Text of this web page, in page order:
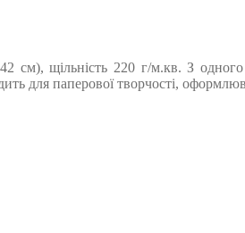
см), щільність 220 г/м.кв. З
для паперової творчості,